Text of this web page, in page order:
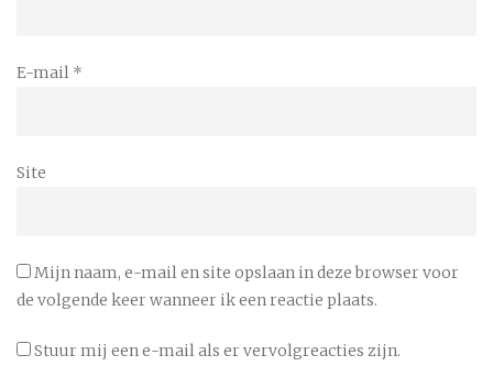
E-mail *
Site
Mijn naam, e-mail en site opslaan in deze browser voor
de volgende keer wanneer ik een reactie plaats.
Stuur mij een e-mail als er vervolgreacties zijn.